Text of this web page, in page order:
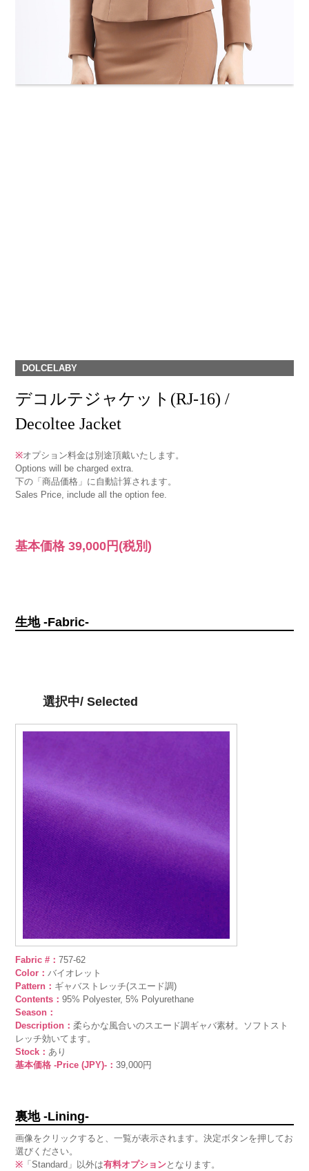
DOLCELABY
デコルテジャケット(RJ-16) /
Decoltee Jacket
※オプション料金は別途頂戴いたします。
Options will be charged extra.
下の「商品価格」に自動計算されます。
Sales Price, include all the option fee.
基本価格39,000円 (税別)
生地 -Fabric-
選択中/ Selected
Fabric #：757-62
Color：バイオレット
Pattern： ギャバストレッチ(スエード調)
Contents：95% Polyester, 5% Polyurethane
Season：
Description：柔らかな風合いのスエード調ギャバ素材。ソフトスト
レッチ効いてます。
Stock：あり
基本価格 -Price (JPY)-：39,000円
裏地 -Lining-
画像をクリックすると、一覧が表示されます。決定ボタンを押してお
選びください。
※ 「Standard」以外は有料オプションとなります。